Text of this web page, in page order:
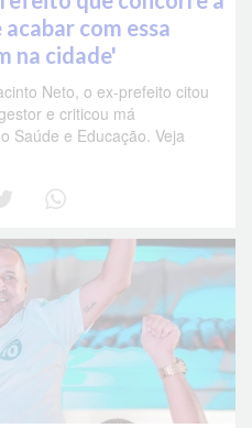
com essa
na cidade'
Neto, o ex-prefeito citou
e criticou má
Saúde e Educação. Veja